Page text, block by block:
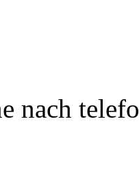
nach